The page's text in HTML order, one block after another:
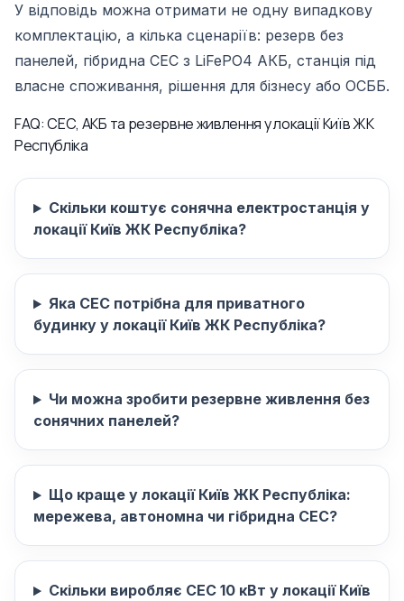
У відповідь можна отримати не одну випадкову
комплектацію, а кілька сценаріїв: резерв без
панелей, гібридна СЕС з LiFePO4 АКБ, станція під
власне споживання, рішення для бізнесу або ОСББ.
FAQ: СЕС, АКБ та резервне живлення у локації Київ ЖК
Республіка
Скільки коштує сонячна електростанція у
локації Київ ЖК Республіка?
Яка СЕС потрібна для приватного
будинку у локації Київ ЖК Республіка?
Чи можна зробити резервне живлення без
сонячних панелей?
Що краще у локації Київ ЖК Республіка:
мережева, автономна чи гібридна СЕС?
Скільки виробляє СЕС 10 кВт у локації Київ